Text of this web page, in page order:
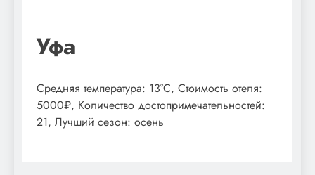
Уфа
Средняя температура: 13°C, Стоимость отеля:
5000₽, Количество достопримечательностей:
21, Лучший сезон: осень